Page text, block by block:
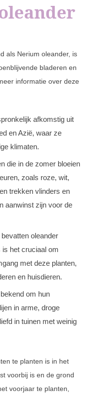
als Nerium oleander, is
bladeren en
informatie over deze
afkomstig uit
en Azië, waar ze
klimaten.
die in de zomer bloeien
zoals roze, wit,
trekken vlinders en
aanwinst zijn voor de
oleander
is het cruciaal om
met deze planten,
en huisdieren.
om hun
in arme, droge
in tuinen met weinig
te planten is in het
voorbij is en de grond
voorjaar te planten,